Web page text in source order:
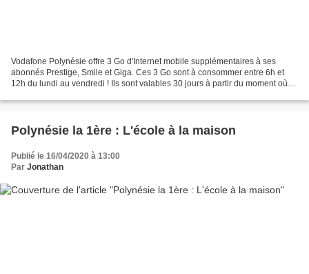
Vodafone Polynésie offre 3 Go d'Internet mobile supplémentaires à ses
abonnés Prestige, Smile et Giga. Ces 3 Go sont à consommer entre 6h et
12h du lundi au vendredi ! Ils sont valables 30 jours à partir du moment où
Polynésie la 1ère : L'école à la maison
Publié le 16/04/2020 à 13:00
Par Jonathan